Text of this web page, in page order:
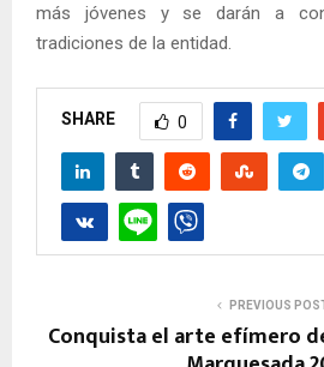
más jóvenes y se darán a
tradiciones de la entidad.
SHARE 0
PREVIOUS
Conquista el arte efímero